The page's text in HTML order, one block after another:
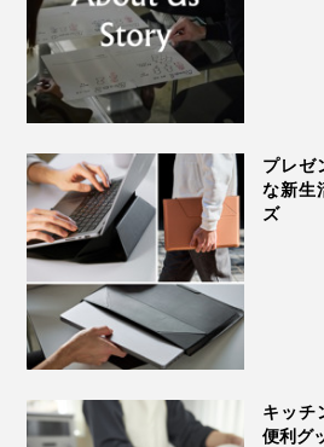
プレゼ
な新生
ズ
キッチ
便利グ